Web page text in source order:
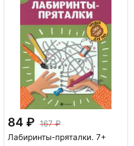
84
167
Лабиринты-пряталки. 7+